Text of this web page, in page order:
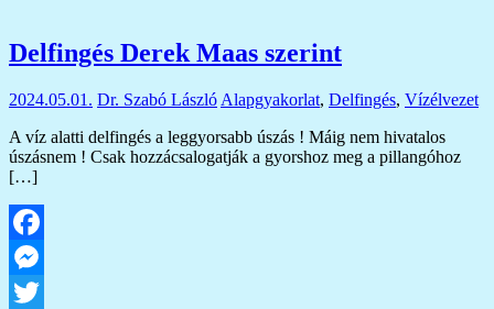
Delfingés Derek Maas szerint
2024.05.01. Dr. Szabó László Alapgyakorlat, Delfingés, Vízélvezet
A víz alatti delfingés a leggyorsabb úszás ! Máig nem hivatalos
úszásnem ! Csak hozzácsalogatják a gyorshoz meg a pillangóhoz
[…]
Facebook
Messenger